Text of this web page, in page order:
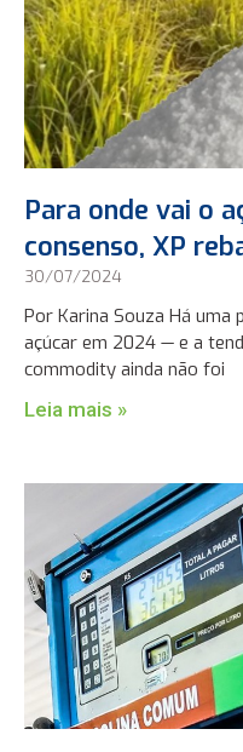
Para onde vai o
consenso, XP
30/07/2024
Por Karina Souza Há uma
açúcar em 2024 — e a
commodity ainda não foi
Leia mais »